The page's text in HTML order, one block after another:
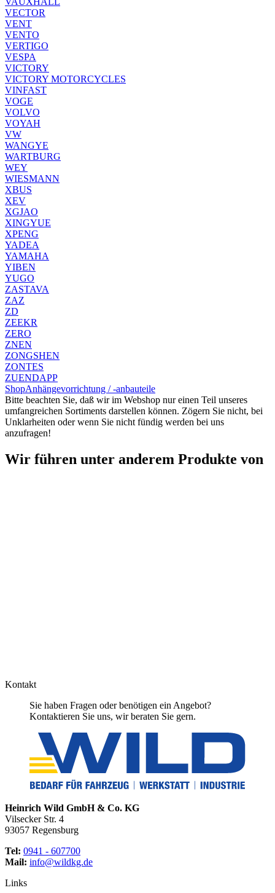
VECTOR
VENT
VENTO
VERTIGO
VESPA
VICTORY
VICTORY MOTORCYCLES
VINFAST
VOGE
VOLVO
VOYAH
VW
WANGYE
WARTBURG
WEY
WIESMANN
XBUS
XEV
XGJAO
XINGYUE
XPENG
YADEA
YAMAHA
YIBEN
YUGO
ZASTAVA
ZAZ
ZD
ZEEKR
ZERO
ZNEN
ZONGSHEN
ZONTES
ZUENDAPP
ShopAnhängevorrichtung / -anbauteile
Bitte beachten Sie, daß wir im Webshop nur einen Teil unseres
umfangreichen Sortiments darstellen können. Zögern Sie nicht, bei
Unklarheiten oder wenn Sie nicht fündig werden bei uns
anzufragen!
Wir führen unter anderem Produkte von
Kontakt
Sie haben Fragen oder benötigen ein Angebot?
Kontaktieren Sie uns, wir beraten Sie gern.
Heinrich Wild GmbH & Co. KG
Vilsecker Str. 4
93057 Regensburg
Tel: 0941 - 607700
Mail: info@wildkg.de
Links